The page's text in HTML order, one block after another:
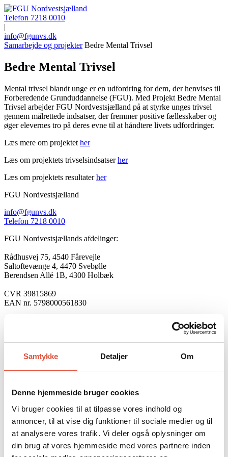
Samtykke Detaljer Om
Denne hjemmeside bruger cookies
Vi bruger cookies til at tilpasse vores indhold og
annoncer, til at vise dig funktioner til sociale medier og til
at analysere vores trafik. Vi deler også oplysninger om
din brug af vores hjemmeside med vores partnere inden
Telefon 7218 0010
|
info@fgunvs.dk
Samarbejde og projekter Bedre Mental Trivsel
Bedre Mental Trivsel
Mental trivsel blandt unge er en udfordring for dem, der henvises til
Forberedende Grunduddannelse (FGU). Med Projekt Bedre Mental
Trivsel arbejder FGU Nordvestsjælland på at styrke unges trivsel
gennem målrettede indsatser, der fremmer positive fællesskaber og
øger elevernes tro på deres evne til at håndtere livets udfordringer.
Læs mere om projektet her
Læs om projektets trivselsindsatserher
Læs om projektets resultaterher
FGU Nordvestsjælland
info@fgunvs.dk
Telefon 7218 0010
FGU Nordvestsjællands afdelinger:
Rådhusvej 75, 4540 Fårevejle
Saltoftevænge 4, 4470 Svebølle
Berendsen Allé 1B, 4300 Holbæk
CVR 39815869
EAN nr. 5798000561830
©FGU Nordvestsjælland 2026. Webdesign: nisted-bruun.dk
Hvad er FGU?
Velkommen på FGU
Ferie og fordybelsesplaner
Elevhåndbog
Vejledning
Elevhistorier
Uddannelser
Uddannelsesspor